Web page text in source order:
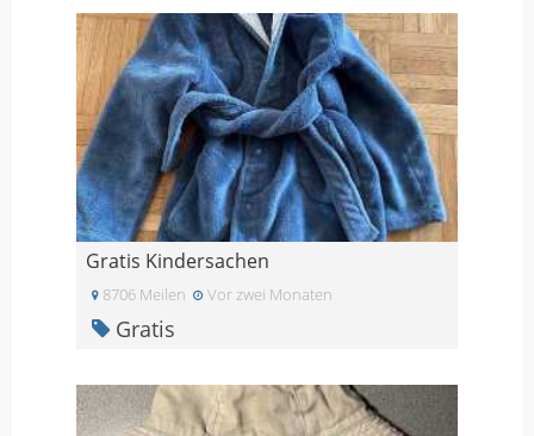
Gratis Kindersachen
8706 Meilen Vor zwei Monaten
Gratis